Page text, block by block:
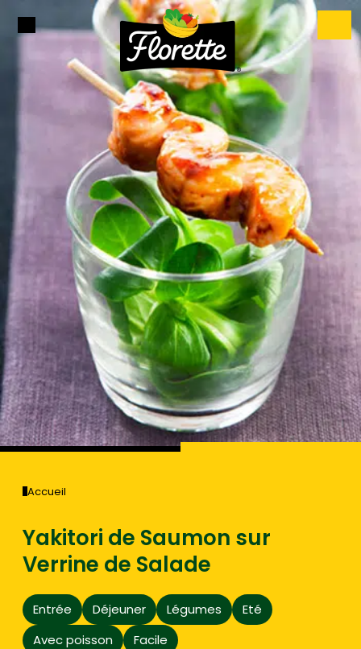
Accueil
Yakitori de Saumon sur
Verrine de Salade
Entrée Déjeuner Légumes
Eté
Avec poisson
Facile